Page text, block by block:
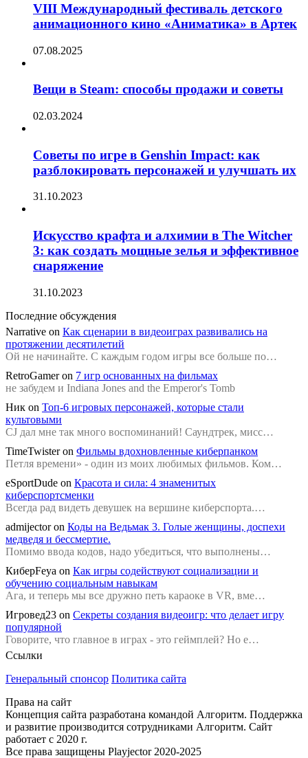
VIII Международный фестиваль детского
анимационного кино «Аниматика» в Артек
07.08.2025
Вещи в Steam: способы продажи и советы
02.03.2024
Советы по игре в Genshin Impact: как
разблокировать персонажей и улучшать их
31.10.2023
Искусство крафта и алхимии в The Witcher
3: как создать мощные зелья и эффективное
снаряжение
31.10.2023
Последние обсуждения
Narrative on Как сценарии в видеоиграх развивались на
протяжении десятилетий
Ой не начинайте. С каждым годом игры все больше по…
RetroGamer on 7 игр основанных на фильмах
не забудем и Indiana Jones and the Emperor's Tomb
Ник on Топ-6 игровых персонажей, которые стали
культовыми
CJ дал мне так много воспоминаний! Саундтрек, мисс…
TimeTwister on Фильмы вдохновленные киберпанком
Петля времени» - один из моих любимых фильмов. Ком…
eSportDude on Красота и сила: 4 знаменитых
киберспортсменки
Всегда рад видеть девушек на вершине киберспорта.…
admijector on Коды на Ведьмак 3. Голые женщины, доспехи
медведя и бессмертие.
Помимо ввода кодов, надо убедиться, что выполнены…
КиберFeya on Как игры содействуют социализации и
обучению социальным навыкам
Ага, и теперь мы все дружно петь караоке в VR, вме…
Игровед23 on Секреты создания видеоигр: что делает игру
популярной
Говорите, что главное в играх - это геймплей? Но е…
Ссылки
Генеральный спонсор Политика сайта
Права на сайт
Концепция сайта разработана командой Алгоритм. Поддержка
и развитие производится сотрудниками Алгоритм. Сайт
работает с 2020 г.
Все права защищены Playjector 2020-2025